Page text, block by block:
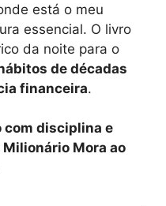
está o meu
essencial. O livro
da noite para o
de décadas
financeira.
com disciplina e
Mora ao